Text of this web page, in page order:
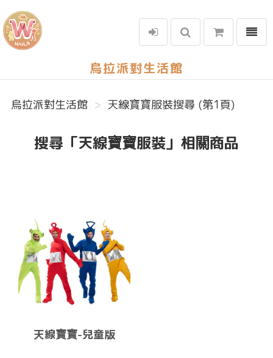
烏拉派對生活館
選單
烏拉派對生活館 天線寶寶服裝搜尋 (第1頁)
搜尋「天線寶寶服裝」相關商品
天線寶寶-兒童版